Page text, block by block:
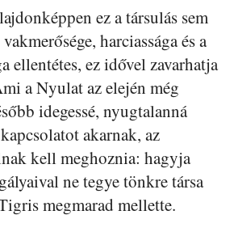
ez a társulás sem
harciassága és a
ellentétes, ez idővel zavarhatja
a Nyulat az elején még
idegessé, nyugtalanná
akarnak, az
kell meghoznia: hagyja
ne tegye tönkre társa
megmarad mellette.